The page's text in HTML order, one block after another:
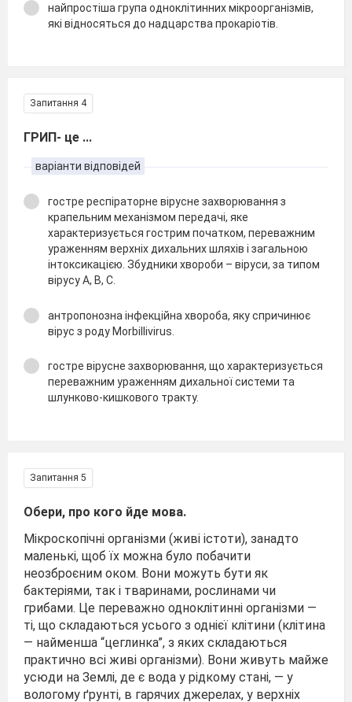
найпростіша група одноклітинних мікроорганізмів,
які відносяться до надцарства прокаріотів.
Запитання 4
ГРИП- це ...
варіанти відповідей
гостре респіраторне вірусне захворювання з
крапельним механізмом передачі, яке
характеризується гострим початком, переважним
ураженням верхніх дихальних шляхів і загальною
інтоксикацією. Збудники хвороби – віруси, за типом
вірусу А, В, С.
антропонозна інфекційна хвороба, яку спричинює
вірус з роду Morbillivirus.
гостре вірусне захворювання, що характеризується
переважним ураженням дихальної системи та
шлунково-кишкового тракту.
Запитання 5
Обери, про кого йде мова.
Мікроскопічні організми (живі істоти), занадто
маленькі, щоб їх можна було побачити
неозброєним оком. Вони можуть бути як
бактеріями, так і тваринами, рослинами чи
грибами. Це переважно одноклітинні організми —
ті, що складаються усього з однієї клітини (клітина
— найменша “цеглинка”, з яких складаються
практично всі живі організми). Вони живуть майже
усюди на Землі, де є вода у рідкому стані, — у
вологому ґрунті, в гарячих джерелах, у верхніх